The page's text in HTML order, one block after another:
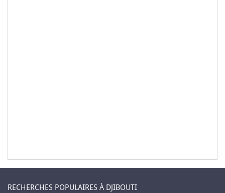
RECHERCHES POPULAIRES À DJIBOUTI